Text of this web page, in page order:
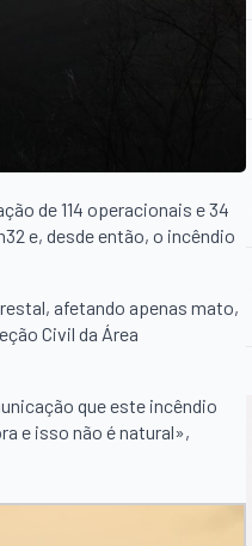
de 114 operacionais e 34
e, desde então, o incêndio
afetando apenas mato,
Civil da Área
que este incêndio
e isso não é natural»,